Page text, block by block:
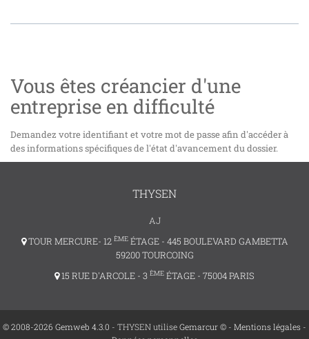
Vous êtes créancier d'une
entreprise en difficulté
Demandez votre identifiant et votre mot de passe afin d'accéder à
des informations spécifiques de l'état d'avancement du dossier.
THYSEN
AJ
TOUR MERCURE- 12 ÈMEÉTAGE - 445 BOULEVARD GAMBETTA
59200 TOURCOING
15 RUE D'ARCOLE - 3 ÈME ÉTAGE - 75004 PARIS
© 2008-2026 Gemweb 4.3.0 - THYSEN utiliseGemarcur © - Mentions légales -